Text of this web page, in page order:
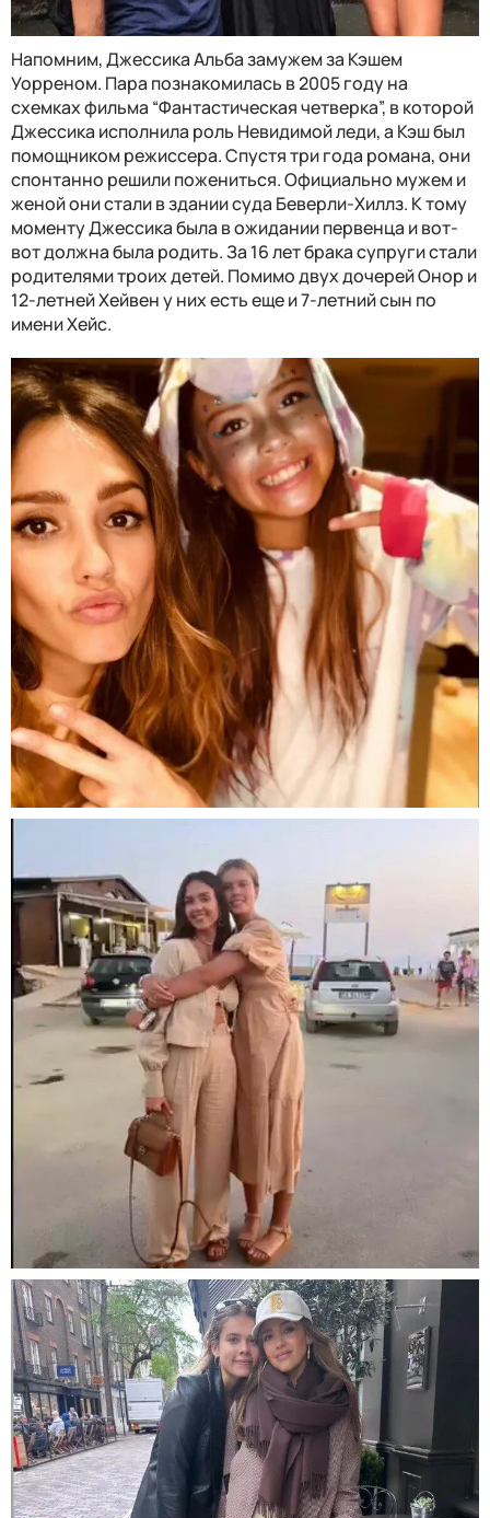
Напомним, Джессика Альба замужем за Кэшем
Уорреном. Пара познакомилась в 2005 году на
схемках фильма “Фантастическая четверка”, в которой
Джессика исполнила роль Невидимой леди, а Кэш был
помощником режиссера. Спустя три года романа, они
спонтанно решили пожениться. Официально мужем и
женой они стали в здании суда Беверли-Хиллз. К тому
моменту Джессика была в ожидании первенца и вот-
вот должна была родить. За 16 лет брака супруги стали
родителями троих детей. Помимо двух дочерей Онор и
12-летней Хейвен у них есть еще и 7-летний сын по
имени Хейс.